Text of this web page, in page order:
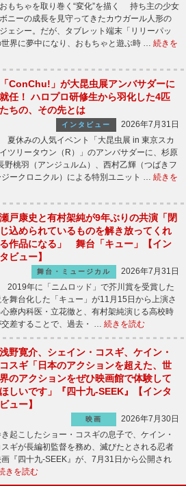
おもちゃを取り巻く“変化”を描く 持ち主の少女
ボニーの成長を見守ってきたカウガール人形の
ジェシー。だが、タブレット端末「リリーパッ
界に夢中になり、おもちゃと遊ぶ時 … 続きを
「ConChu!」が大昆虫展アンバサダーに
就任！ ハロプロ研修生から羽化した4匹
たちの、その先とは
インタビュー
2026年7月31日
夏休みの人気イベント「大昆虫展 in 東京スカ
イツリータウン（R）」のアンバサダーに、杉原
野桃羽（アンジュルム）、西村乙輝（つばきフ
ークロニクル）による特別ユニット … 続きを
瀬戸康史と有村架純が9年ぶりの共演「閉
じ込められているものを解き放ってくれ
る作品になる」 舞台「キュー」【イン
タビュー】
舞台・ミュージカル
2026年7月31日
2019年に「ニムロッド」で芥川賞を受賞した
舞台化した「キュー」が11月15日から上演さ
療内科医・立花徹と、有村架純演じる高校時
差することで、過去・ … 続きを読む
浅野寛介、シェイン・コスギ、ケイン・
コスギ「日本のアクションを超えた、世
界のアクションをぜひ映画館で体験して
ほしいです」『四十九-SEEK』【インタ
ビュー】
映画
2026年7月30日
起こしたショー・コスギの息子で、ケイン・
ギが長編初監督を務め、滅びたとされる忍者
『四十九-SEEK』が、7月31日から公開され
きを読む